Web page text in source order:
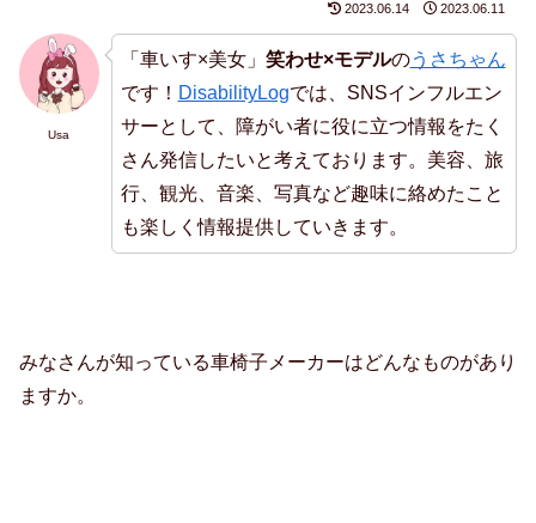
2023.06.14 2023.06.11
Usa
「車いす×美女」 笑わせ×モデルのうさちゃん
です！ DisabilityLogでは、SNSインフルエン
サーとして、障がい者に役に立つ情報をたく
さん発信したいと考えております。美容、旅
行、観光、音楽、写真など趣味に絡めたこと
も楽しく情報提供していきます。
みなさんが知っている車椅子メーカーはどんなものがあり
ますか。